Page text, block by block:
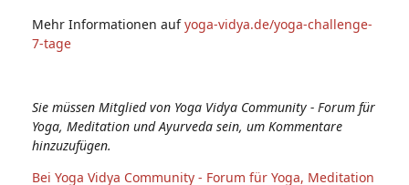
Mehr Informationen aufyoga-vidya.de/yoga-challenge-
7-tage
Sie müssen Mitglied von Yoga Vidya Community - Forum für
Yoga, Meditation und Ayurveda sein, um Kommentare
hinzuzufügen.
Bei Yoga Vidya Community - Forum für Yoga, Meditation